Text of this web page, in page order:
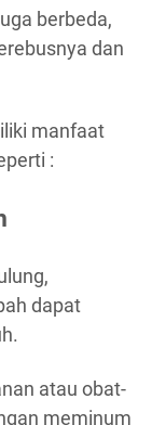
berbeda,
dan
manfaat
:
dapat
atau obat-
meminum